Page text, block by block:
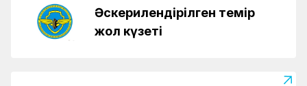
Әскерилендірілген темір
жол күзеті